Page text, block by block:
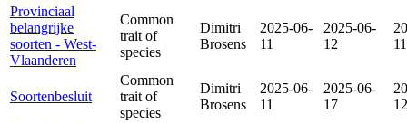
Provinciaal
belangrijke
soorten - West-
Vlaanderen
Common
trait of
species
Dimitri
Brosens
2025-06-
11
2025-06-
12
11
Soortenbesluit
Common
trait of
species
Dimitri
Brosens
2025-06-
11
2025-06-
17
12